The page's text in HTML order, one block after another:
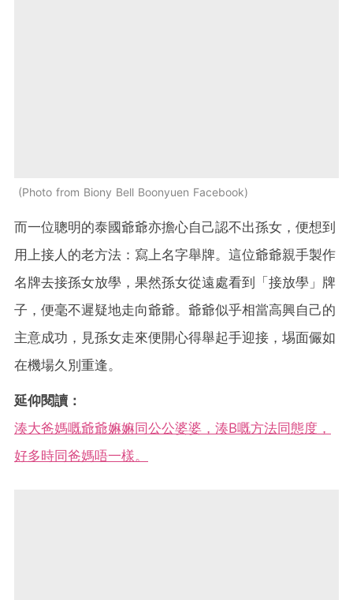
Photo from Biony Bell Boonyuen Facebook
而一位聰明的泰國爺爺亦擔心自己認不出孫女，便想到
用上接人的老方法：寫上名字舉牌。這位爺爺親手製作
名牌去接孫女放學，果然孫女從遠處看到「接放學」牌
子，便毫不遲疑地走向爺爺。爺爺似乎相當高興自己的
主意成功，見孫女走來便開心得舉起手迎接，埸面儼如
在機場久別重逢。
延仰閱讀：
湊大爸媽嘅爺爺嫲嫲同公公婆婆，湊B嘅方法同態度，
好多時同爸媽唔一樣。